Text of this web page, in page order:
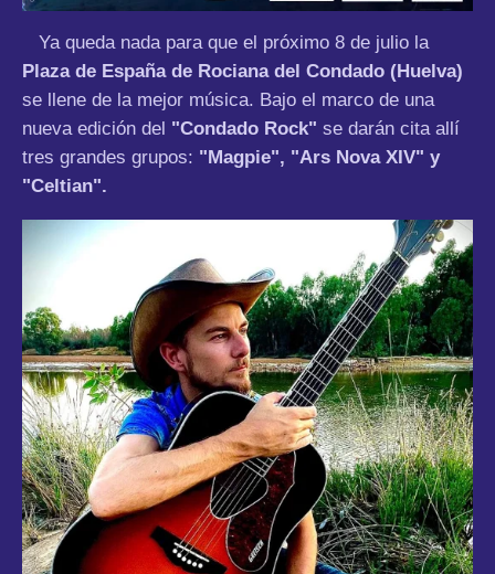
Ya queda nada para que el próximo 8 de julio la
Plaza de España de Rociana del Condado (Huelva)
se llene de la mejor música. Bajo el marco de una
nueva edición del "Condado Rock" se darán cita allí
tres grandes grupos: "Magpie", "Ars Nova XIV" y
"Celtian".